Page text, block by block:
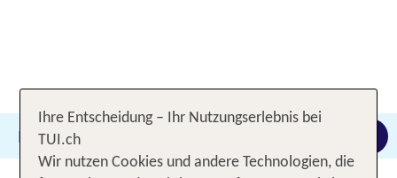
Beliebig
Ihre Entscheidung – Ihr Nutzungserlebnis bei
TUI.ch
Wir nutzen Cookies und andere Technologien, die